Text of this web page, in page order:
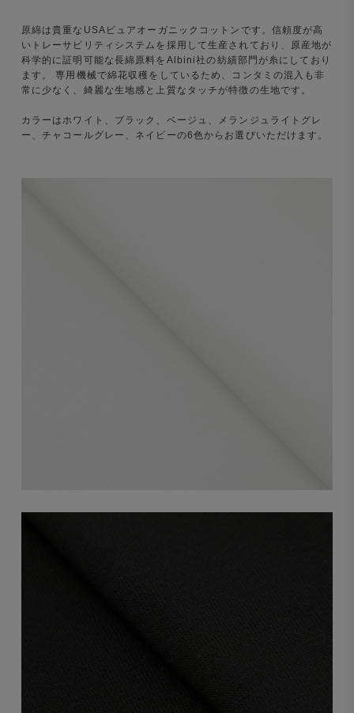
原綿は貴重なUSAピュアオーガニックコットンです。信頼度が高
いトレーサビリティシステムを採用して生産されており、原産地が
科学的に証明可能な長綿原料をAlbini社の紡績部門が糸にしており
ます。 専用機械で綿花収穫をしているため、コンタミの混入も非
常に少なく、綺麗な生地感と上質なタッチが特徴の生地です。
カラーはホワイト、ブラック、ベージュ、メランジュライトグレ
ー、チャコールグレー、ネイビーの6色からお選びいただけます。